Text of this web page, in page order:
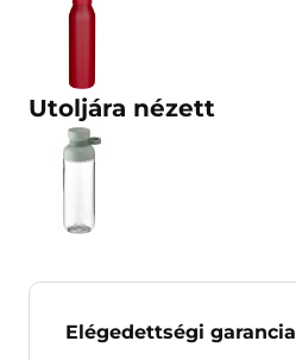
Utoljára nézett
Elégedettségi garancia